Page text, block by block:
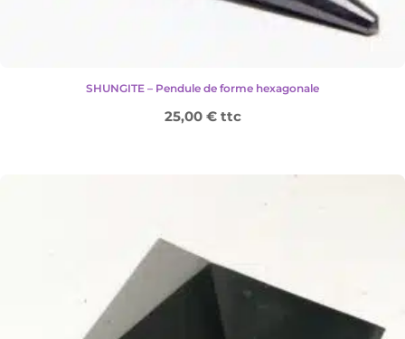
SHUNGITE – Pendule de forme hexagonale
25,00 € ttc